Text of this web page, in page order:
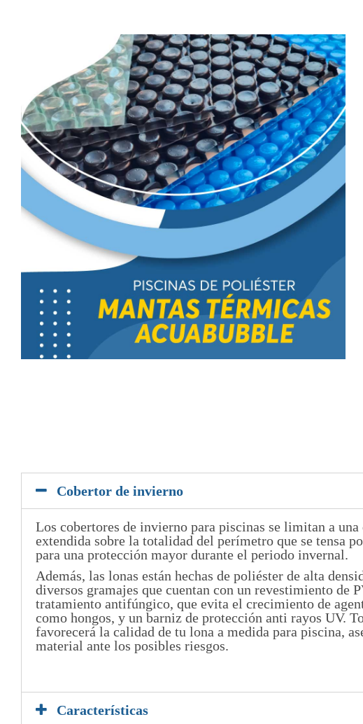
Cobertor de invierno
Los cobertores de invierno para piscinas se limitan a una
extendida sobre la totalidad del perímetro que se tensa
para una protección mayor durante el periodo invernal.
Además, las lonas están hechas de poliéster de alta
diversos gramajes que cuentan con un revestimiento de
tratamiento antifúngico, que evita el crecimiento de
como hongos, y un barniz de protección anti rayos UV.
favorecerá la calidad de tu lona a medida para piscina,
material ante los posibles riesgos.
Características